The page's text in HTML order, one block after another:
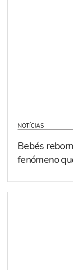
NOTÍCIAS
Bebés
fenómeno